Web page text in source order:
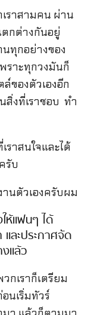
ราสามคน ผ่าน
กต่างกันอยู่
นทุกอย่างของ
ราะทุกวงมันก็
ของตัวเองอีก
สิ่งที่เราชอบ ทำ
ราสนใจและได้
รับ
านตัวเองครับผม
ห้แฟนๆ ได้
ละประกาศจัด
แล้ว
กเราก็เตรียม
นเริ่มทัวร์